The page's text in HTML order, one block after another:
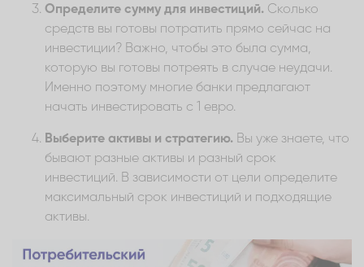
Определите сумму для инвестиций. Сколько
средств вы готовы потратить прямо сейчас на
инвестиции? Важно, чтобы это была сумма,
которую вы готовы потреять в случае неудачи.
Именно поэтому многие банки предлагают
начать инвестировать с 1 евро.
Выберите активы и стратегию. Вы уже знаете, что
бывают разные активы и разный срок
инвестиций. В зависимости от цели определите
максимальный срок инвестиций и подходящие
активы.